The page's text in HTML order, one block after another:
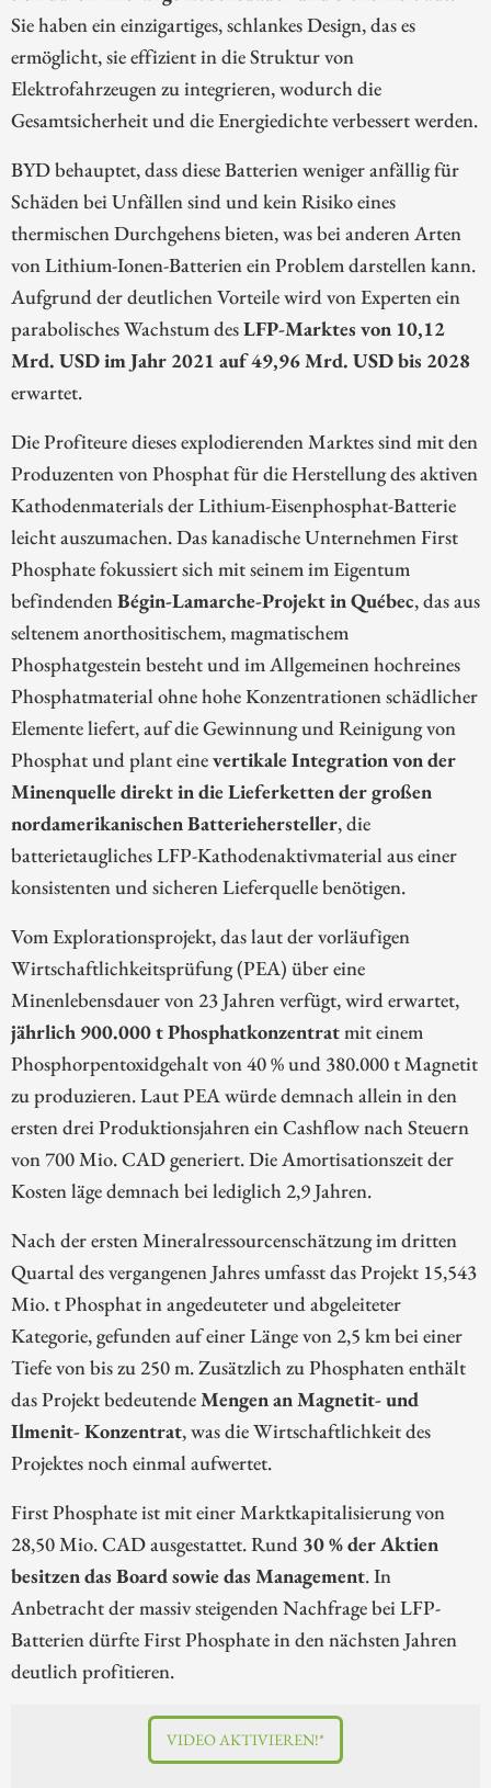
Sie haben ein einzigartiges, schlankes Design, das es
ermöglicht, sie effizient in die Struktur von
Elektrofahrzeugen zu integrieren, wodurch die
Gesamtsicherheit und die Energiedichte verbessert werden.
BYD behauptet, dass diese Batterien weniger anfällig für
Schäden bei Unfällen sind und kein Risiko eines
thermischen Durchgehens bieten, was bei anderen Arten
von Lithium-Ionen-Batterien ein Problem darstellen kann.
Aufgrund der deutlichen Vorteile wird von Experten ein
parabolisches Wachstum desLFP-Marktes von 10,12
Mrd. USD im Jahr 2021 auf 49,96 Mrd. USD bis 2028
erwartet.
Die Profiteure dieses explodierenden Marktes sind mit den
Produzenten von Phosphat für die Herstellung des aktiven
Kathodenmaterials der Lithium-Eisenphosphat-Batterie
leicht auszumachen. Das kanadische Unternehmen First
Phosphate fokussiert sich mit seinem im Eigentum
befindendenBégin-Lamarche-Projekt in Québec, das aus
seltenem anorthositischem, magmatischem
Phosphatgestein besteht und im Allgemeinen hochreines
Phosphatmaterial ohne hohe Konzentrationen schädlicher
Elemente liefert, auf die Gewinnung und Reinigung von
Phosphat und plant einevertikale Integration von der
Minenquelle direkt in die Lieferketten der großen
nordamerikanischen Batteriehersteller, die
batterietaugliches LFP-Kathodenaktivmaterial aus einer
konsistenten und sicheren Lieferquelle benötigen.
Vom Explorationsprojekt, das laut der vorläufigen
Wirtschaftlichkeitsprüfung (PEA) über eine
Minenlebensdauer von 23 Jahren verfügt, wird erwartet,
jährlich 900.000 t Phosphatkonzentratmit einem
Phosphorpentoxidgehalt von 40 % und 380.000 t Magnetit
zu produzieren. Laut PEA würde demnach allein in den
ersten drei Produktionsjahren ein Cashflow nach Steuern
von 700 Mio. CAD generiert. Die Amortisationszeit der
Kosten läge demnach bei lediglich 2,9 Jahren.
Nach der ersten Mineralressourcenschätzung im dritten
Quartal des vergangenen Jahres umfasst das Projekt 15,543
Mio. t Phosphat in angedeuteter und abgeleiteter
Kategorie, gefunden auf einer Länge von 2,5 km bei einer
Tiefe von bis zu 250 m. Zusätzlich zu Phosphaten enthält
das Projekt bedeutendeMengen an Magnetit- und
Ilmenit- Konzentrat, was die Wirtschaftlichkeit des
Projektes noch einmal aufwertet.
First Phosphate ist mit einer Marktkapitalisierung von
28,50 Mio. CAD ausgestattet. Rund 30 % der Aktien
besitzen das Board sowie das Management. In
Anbetracht der massiv steigenden Nachfrage bei LFP-
Batterien dürfte First Phosphate in den nächsten Jahren
deutlich profitieren.
VIDEO AKTIVIEREN!*